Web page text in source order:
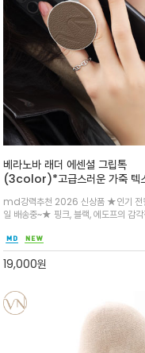
베라노바 래더 에센셜 그립톡
(3color)*고급스러운 가죽 텍
돋보이는 프리미엄 그립톡
md강력추천 2026 신상품 ★인기 전
일 배송중~★ 핑크, 블랙, 에도프의 감
더해줍니다.같이 동봉되는 특수 코팅 필
후 사용하세요
19,000원